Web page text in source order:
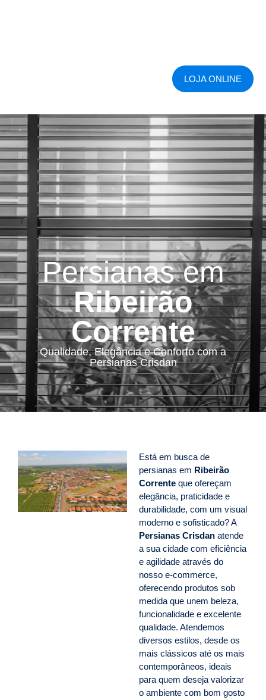
LOJA ONLINE
Persianas em
Ribeirão
Corrente
Qualidade, Elegância e Conforto com a
Persianas Crisdan
Está em busca de
persianas em Ribeirão
Corrente que ofereçam
elegância, praticidade e
durabilidade, com um visual
moderno e sofisticado? A
Persianas Crisdan atende
a sua cidade com eficiência
e agilidade através do
nosso e-commerce,
oferecendo produtos sob
medida que unem beleza,
funcionalidade e excelente
qualidade. Atendemos
diversos estilos, desde os
mais clássicos até os mais
contemporâneos, ideais
para quem deseja valorizar
o ambiente com bom gosto